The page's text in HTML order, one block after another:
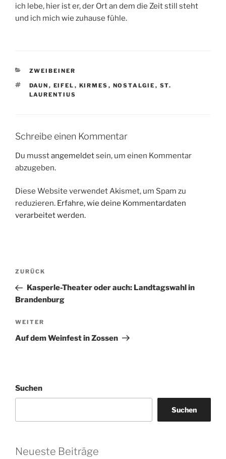
ich lebe, hier ist er, der Ort an dem die Zeit still steht
und ich mich wie zuhause fühle.
KATEGORIEN
ZWEIBEINER
SCHLAGWÖRTER
DAUN , EIFEL , KIRMES , NOSTALGIE , ST.
LAURENTIUS
Schreibe einen Kommentar
Du musstangemeldetsein, um einen Kommentar
abzugeben.
Diese Website verwendet Akismet, um Spam zu
reduzieren. Erfahre, wie deine Kommentardaten
verarbeitet werden.
Beitragsnavigation
Vorheriger
Beitrag
ZURÜCK
Kasperle-Theater oder auch: Landtagswahl in
Brandenburg
Nächster
Beitrag
WEITER
Auf dem Weinfest in Zossen
Suchen
Suchen
Neueste Beiträge